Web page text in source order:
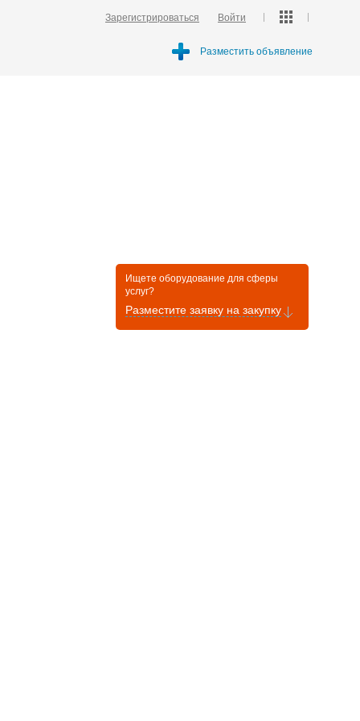
Зарегистрироваться Войти
Разместить объявление
Ищете оборудование для сферы
услуг?
Разместите заявку на закупку